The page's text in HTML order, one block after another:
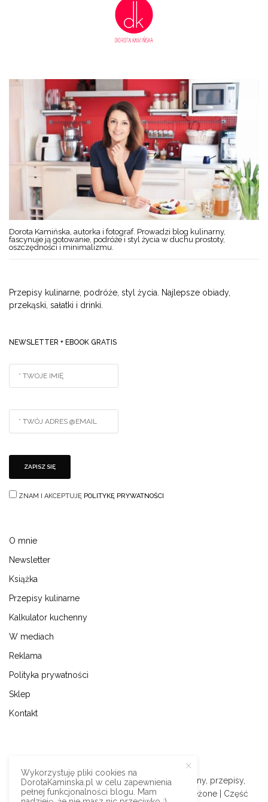
Dorota Kamińska, autorka i fotograf. Prowadzi blog kulinarny,
fascynuje ją gotowanie, podróże i styl życia w duchu prostoty,
oszczędności i minimalizmu.
Przepisy kulinarne, podróże, styl życia. Najlepsze obiady,
przekąski, sałatki i drinki.
NEWSLETTER + EBOOK GRATIS
ZNAM I AKCEPTUJĘ POLITYKĘ PRYWATNOŚCI
O mnie
Newsletter
Książka
Przepisy kulinarne
Kalkulator kuchenny
W mediach
Reklama
Polityka prywatności
Sklep
Kontakt
© 2009-2024 | Dorota Kamińska blog kulinarny, przepisy,
podróże i styl życia | Wszystkie prawa zastrzeżone | Część
Wykorzystuję pliki cookies na
DorotaKaminska.pl w celu zapewnienia
pełnej funkcjonalności blogu. Mam